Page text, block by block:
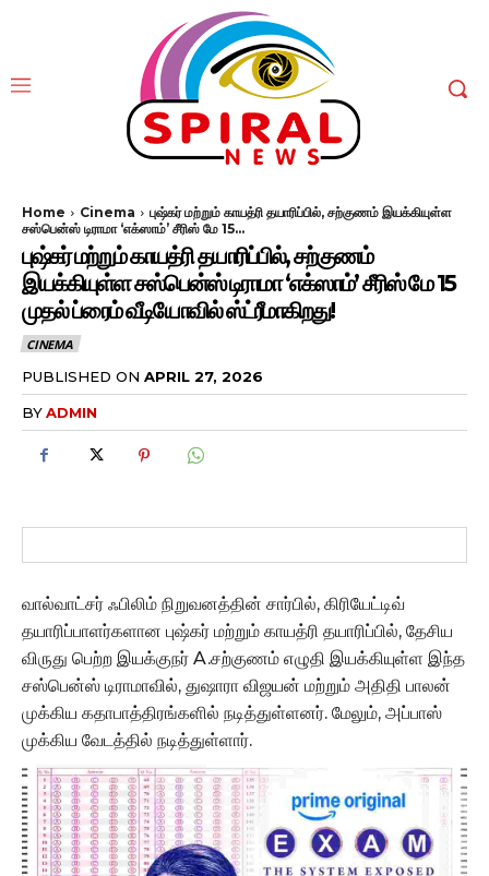
Home Cinema
புஷ்கர் மற்றும் காயத்ரி தயாரிப்பில், சற்குணம் இயக்கியுள்ள
சஸ்பென்ஸ் டிராமா ‘எக்ஸாம்’ சீரிஸ் மே 15...
புஷ்கர் மற்றும் காயத்ரி தயாரிப்பில், சற்குணம்
இயக்கியுள்ள சஸ்பென்ஸ் டிராமா ‘எக்ஸாம்’ சீரிஸ் மே 15
முதல் ப்ரைம் வீடியோவில் ஸ்ட்ரீமாகிறது!
CINEMA
PUBLISHED ON APRIL 27, 2026
BYADMIN
வால்வாட்சர் ஃபிலிம் நிறுவனத்தின் சார்பில், கிரியேட்டிவ்
தயாரிப்பாளர்களான புஷ்கர் மற்றும் காயத்ரி தயாரிப்பில், தேசிய
விருது பெற்ற இயக்குநர் A.சற்குணம் எழுதி இயக்கியுள்ள இந்த
சஸ்பென்ஸ் டிராமாவில், துஷாரா விஜயன் மற்றும் அதிதி பாலன்
முக்கிய கதாபாத்திரங்களில் நடித்துள்ளனர். மேலும், அப்பாஸ்
முக்கிய வேடத்தில் நடித்துள்ளார்.